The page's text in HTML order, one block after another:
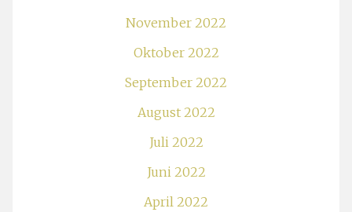
November 2022
Oktober 2022
September 2022
August 2022
Juli 2022
Juni 2022
April 2022